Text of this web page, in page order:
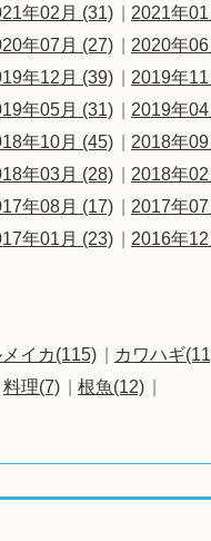
年02月 (31) 2021年
年07月 (27) 2020年
年12月 (39) 2019年
年05月 (31) 2019年
年10月 (45) 2018年
年03月 (28) 2018年
年08月 (17) 2017年
年01月 (23) 2016年
メイカ(115) カワハギ
料理(7) 根魚(12)